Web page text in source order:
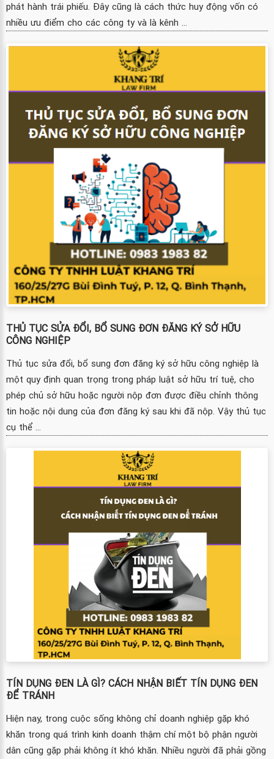
phát hành trái phiếu. Đây cũng là cách thức huy động vốn có
nhiều ưu điểm cho các công ty và là kênh ...
THỦ TỤC SỬA ĐỔI, BỔ SUNG ĐƠN ĐĂNG KÝ SỞ HỮU
CÔNG NGHIỆP
Thủ tục sửa đổi, bổ sung đơn đăng ký sở hữu công nghiệp là
một quy định quan trọng trong pháp luật sở hữu trí tuệ, cho
phép chủ sở hữu hoặc người nộp đơn được điều chỉnh thông
tin hoặc nội dung của đơn đăng ký sau khi đã nộp. Vậy thủ tục
cụ thể ...
TÍN DỤNG ĐEN LÀ GÌ? CÁCH NHẬN BIẾT TÍN DỤNG ĐEN
ĐỂ TRÁNH
Hiện nay, trong cuộc sống không chỉ doanh nghiệp gặp khó
khăn trong quá trình kinh doanh thậm chí một bộ phận người
dân cũng gặp phải không ít khó khăn. Nhiều người đã phải gồng